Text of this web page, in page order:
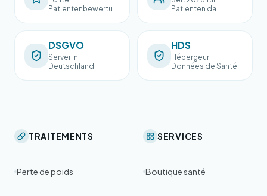
Patientenbewertun
Patienten da
DSGVO
Server in
Deutschland
HDS
Hébergeur
Données de Santé
TRAITEMENTS
Perte de poids
SERVICES
Boutique santé